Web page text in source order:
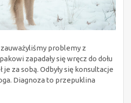
zauważyliśmy problemy z
zapadały się wręcz do dołu
je za sobą. Odbyły się konsultacje
Diagnoza to przepuklina